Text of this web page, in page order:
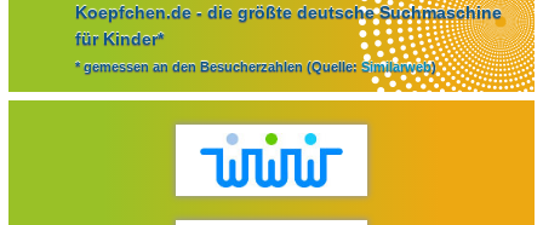
Koepfchen.de - die größte deutsche Suchmaschine
für Kinder*
* gemessen an den Besucherzahlen (Quelle: Similarweb)